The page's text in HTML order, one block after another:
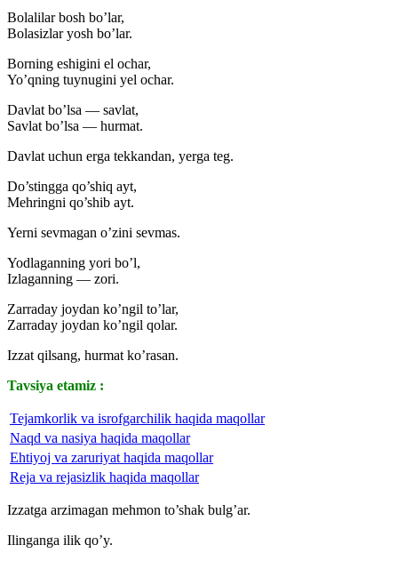
Bolalilar bosh bo’lar,
Bolasizlar yosh bo’lar.
Borning eshigini el ochar,
Yo’qning tuynugini yel ochar.
Davlat bo’lsa — savlat,
Savlat bo’lsa — hurmat.
Davlat uchun erga tekkandan, yerga teg.
Do’stingga qo’shiq ayt,
Mehringni qo’shib ayt.
Yerni sevmagan o’zini sevmas.
Yodlaganning yori bo’l,
Izlaganning — zori.
Zarraday joydan ko’ngil to’lar,
Zarraday joydan ko’ngil qolar.
Izzat qilsang, hurmat ko’rasan.
Tavsiya etamiz :
Tejamkorlik va isrofgarchilik haqida maqollar
Naqd va nasiya haqida maqollar
Ehtiyoj va zaruriyat haqida maqollar
Reja va rejasizlik haqida maqollar
Izzatga arzimagan mehmon to’shak bulg’ar.
Ilinganga ilik qo’y.